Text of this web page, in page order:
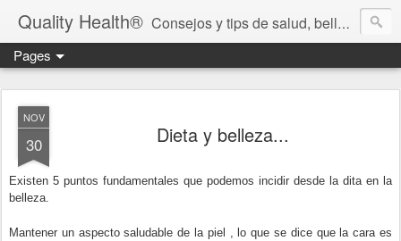
Quality Health® Consejos y tips de salud, belleza y cuidado personal.
Pages
NOV
30 Dieta y belleza...
Existen 5 puntos fundamentales que podemos incidir desde la dita en la
belleza.
Mantener un aspecto saludable de la piel , lo que se dice que la cara es